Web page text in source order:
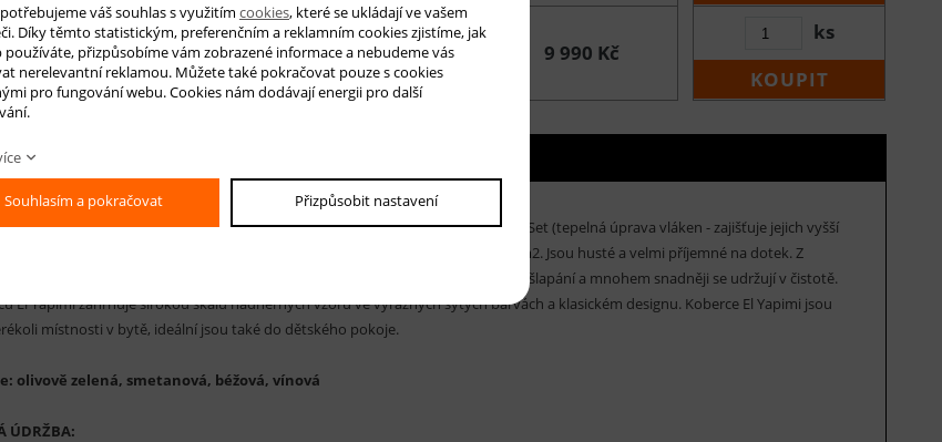
9 990 Kč
ks
KOUPIT
jsou vyrobeny z polypropylenových vláken (PP) s použitím technologie Heat Set (tepelná úprava vláken - zajišťuje jejich vyšší
špíny). Koberce mají výšku vlasu cca 14 milimetrů a hmotnost 2400 gr/m2. Jsou husté a velmi příjemné na dotek. Z
vypadají zdánlivě jako skutečné koberce vlny. Jsou odolné proti oděru a sešlapání a mnohem snadněji se udržují v čistotě.
El Yapimi zahrnuje širokou škálu nádherných vzorů ve výrazných sytých barvách a klasickém designu. Koberce El Yapimi jsou
místnosti v bytě, ideální jsou také do dětského pokoje.
olivově zelená, smetanová, béžová, vínová
ÚDRŽBA:
váš souhlas s využitím cookies, které se ukládají ve vašem
Díky těmto statistickým, preferenčním a reklamním cookies zjistíme, jak
používáte, přizpůsobíme vám zobrazené informace a nebudeme vás
nerelevantní reklamou. Můžete také pokračovat pouze s cookies
pro fungování webu. Cookies nám dodávají energii pro další
Souhlasím a pokračovat Přizpůsobit nastavení